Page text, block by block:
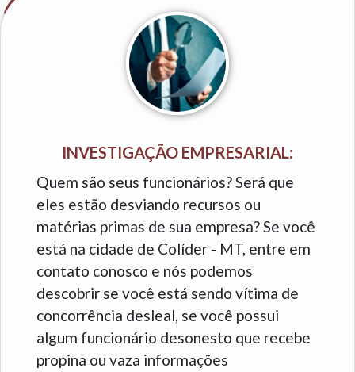
INVESTIGAÇÃO EMPRESARIAL:
Quem são seus funcionários? Será que
eles estão desviando recursos ou
matérias primas de sua empresa? Se você
está na cidade de Colíder - MT, entre em
contato conosco e nós podemos
descobrir se você está sendo vítima de
concorrência desleal, se você possui
algum funcionário desonesto que recebe
propina ou vaza informações